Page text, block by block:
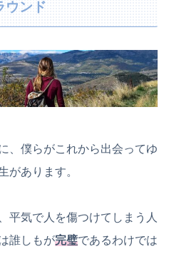
ウンド
、僕らがこれから出会ってゆ
があります。
平気で人を傷つけてしまう人
誰しもが完璧であるわけでは